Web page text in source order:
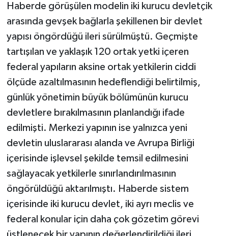
Haberde görüşülen modelin iki kurucu devletçik
arasında gevşek bağlarla şekillenen bir devlet
yapısı öngördüğü ileri sürülmüştü. Geçmişte
tartışılan ve yaklaşık 120 ortak yetki içeren
federal yapıların aksine ortak yetkilerin ciddi
ölçüde azaltılmasının hedeflendiği belirtilmiş,
günlük yönetimin büyük bölümünün kurucu
devletlere bırakılmasının planlandığı ifade
edilmişti. Merkezi yapının ise yalnızca yeni
devletin uluslararası alanda ve Avrupa Birliği
içerisinde işlevsel şekilde temsil edilmesini
sağlayacak yetkilerle sınırlandırılmasının
öngörüldüğü aktarılmıştı. Haberde sistem
içerisinde iki kurucu devlet, iki ayrı meclis ve
federal konular için daha çok gözetim görevi